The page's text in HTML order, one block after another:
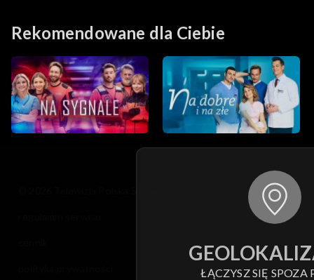
Rekomendowane dla Ciebie
ŁĄCZYSZ SIĘ SPOZA